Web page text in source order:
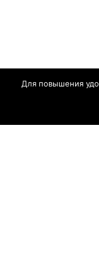
Для повышения